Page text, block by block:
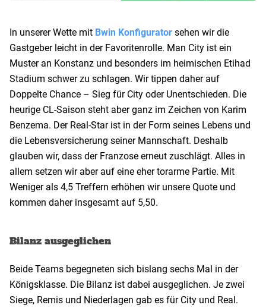
In unserer Wette mit Bwin Konfigurator sehen wir die
Gastgeber leicht in der Favoritenrolle. Man City ist ein
Muster an Konstanz und besonders im heimischen Etihad
Stadium schwer zu schlagen. Wir tippen daher auf
Doppelte Chance – Sieg für City oder Unentschieden. Die
heurige CL-Saison steht aber ganz im Zeichen von Karim
Benzema. Der Real-Star ist in der Form seines Lebens und
die Lebensversicherung seiner Mannschaft. Deshalb
glauben wir, dass der Franzose erneut zuschlägt. Alles in
allem setzen wir aber auf eine eher torarme Partie. Mit
Weniger als 4,5 Treffern erhöhen wir unsere Quote und
kommen daher insgesamt auf 5,50.
Bilanz ausgeglichen
Beide Teams begegneten sich bislang sechs Mal in der
Königsklasse. Die Bilanz ist dabei ausgeglichen. Je zwei
Siege, Remis und Niederlagen gab es für City und Real.